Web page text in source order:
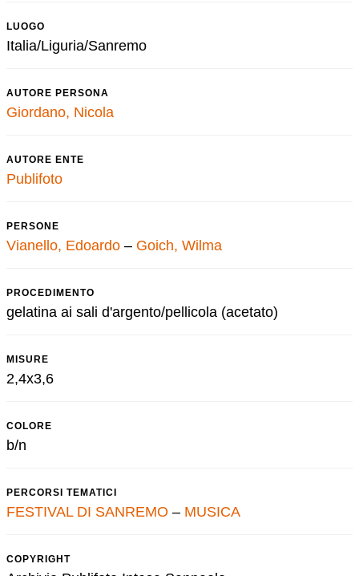
LUOGO
Italia/Liguria/Sanremo
AUTORE PERSONA
Giordano, Nicola
AUTORE ENTE
Publifoto
PERSONE
Vianello, Edoardo – Goich, Wilma
PROCEDIMENTO
gelatina ai sali d'argento/pellicola (acetato)
MISURE
2,4x3,6
COLORE
b/n
PERCORSI TEMATICI
FESTIVAL DI SANREMO – MUSICA
COPYRIGHT